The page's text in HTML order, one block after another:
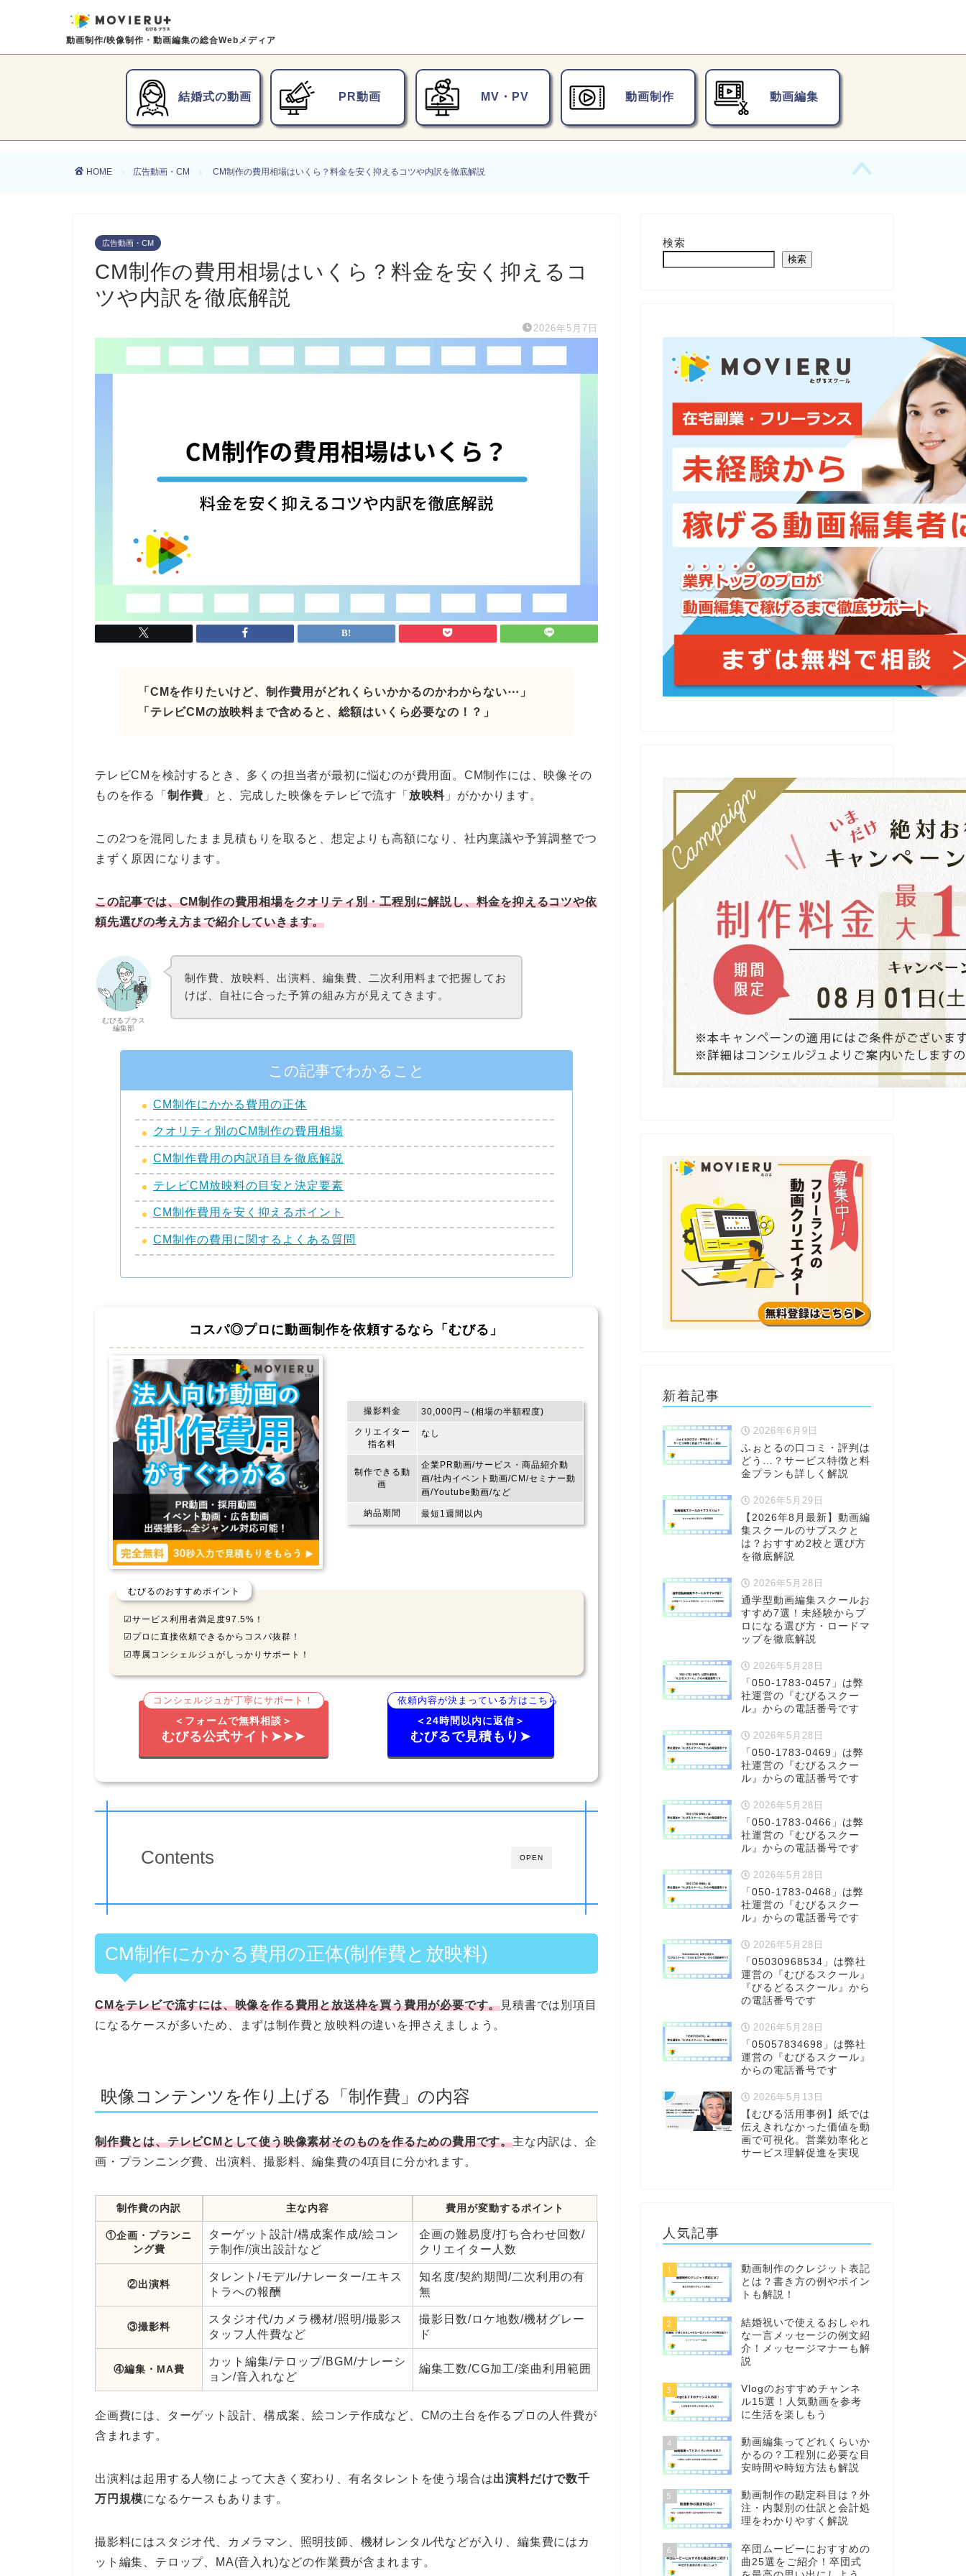
動画制作/映像制作・動画編集の総合Webメディア
結婚式の動画 PR動画 MV・PV 動画制作 動画編集
HOME 広告動画・CM CM制作の費用相場はいくら？料金を安く抑えるコツや内訳を徹底解説
広告動画・CM
CM制作の費用相場はいくら？料金を安く抑えるコ
ツや内訳を徹底解説
2026年5月7日
「CMを作りたいけど、制作費用がどれくらいかかるのかわからない⋯」
「テレビCMの放映料まで含めると、総額はいくら必要なの！？」
テレビCMを検討するとき、多くの担当者が最初に悩むのが費用面。CM制作には、映像その
ものを作る「 制作費 」と、完成した映像をテレビで流す「 放映料 」がかかります。
この2つを混同したまま見積もりを取ると、想定よりも高額になり、社内稟議や予算調整でつ
まずく原因になります。
この記事では、CM制作の費用相場をクオリティ別・工程別に解説し、料金を抑えるコツや依
頼先選びの考え方まで紹介していきます。
むびるプラス
編集部
制作費、放映料、出演料、編集費、二次利用料まで把握してお
けば、自社に合った予算の組み方が見えてきます。
この記事でわかること
CM制作にかかる費用の正体
クオリティ別のCM制作の費用相場
CM制作費用の内訳項目を徹底解説
テレビCM放映料の目安と決定要素
CM制作費用を安く抑えるポイント
CM制作の費用に関するよくある質問
コスパ◎プロに動画制作を依頼するなら 「むびる」
撮影料金
30,000円～(相場の半額程度)
クリエイター
指名料
なし
制作できる動
画
企業PR動画/サービス・商品紹介動
画/社内イベント動画/CM/セミナー動
画/Youtube動画/など
納品期間 最短1週間以内
むびるのおすすめポイント
☑サービス利用者満足度97.5%！
☑プロに直接依頼できるからコスパ抜群！
☑専属コンシェルジュがしっかりサポート！
コンシェルジュが丁寧にサポート！
＜フォームで無料相談＞
むびる公式サイト➤➤➤
依頼内容が決まっている方はこちら
＜24時間以内に返信＞
むびるで見積もり➤
OPEN
Contents
CM制作にかかる費用の正体(制作費と放映料)
CMをテレビで流すには、映像を作る費用と放送枠を買う費用が必要です。見積書では別項目
になるケースが多いため、まずは制作費と放映料の違いを押さえましょう。
映像コンテンツを作り上げる「制作費」の内容
制作費とは、テレビCMとして使う映像素材そのものを作るための費用です。主な内訳は、企
画・プランニング費、出演料、撮影料、編集費の4項目に分かれます。
制作費の内訳 主な内容 費用が変動するポイント
①企画・プランニ
ング費
ターゲット設計/構成案作成/絵コン
テ制作/演出設計など
企画の難易度/打ち合わせ回数/
クリエイター人数
②出演料
タレント/モデル/ナレーター/エキス
トラへの報酬
知名度/契約期間/二次利用の有
無
③撮影料
スタジオ代/カメラ機材/照明/撮影ス
タッフ人件費など
撮影日数/ロケ地数/機材グレー
ド
④編集・MA費
カット編集/テロップ/BGM/ナレーシ
ョン/音入れなど
編集工数/CG加工/楽曲利用範囲
企画費には、ターゲット設計、構成案、絵コンテ作成など、CMの土台を作るプロの人件費が
含まれます。
出演料は起用する人物によって大きく変わり、有名タレントを使う場合は出演料だけで数千
万円規模になるケースもあります。
撮影料にはスタジオ代、カメラマン、照明技師、機材レンタル代などが入り、編集費にはカ
ット編集、テロップ、MA(音入れ)などの作業費が含まれます。
検索
検索
新着記事
2026年6月9日
ふぉとるの口コミ・評判は
どう…？サービス特徴と料
金プランも詳しく解説
2026年5月29日
【2026年8月最新】動画編
集スクールのサブスクと
は？おすすめ2校と選び方
を徹底解説
2026年5月28日
通学型動画編集スクールお
すすめ7選！未経験からプ
ロになる選び方・ロードマ
ップを徹底解説
2026年5月28日
「050-1783-0457」は弊
社運営の『むびるスクー
ル』からの電話番号です
2026年5月28日
「050-1783-0469」は弊
社運営の『むびるスクー
ル』からの電話番号です
2026年5月28日
「050-1783-0466」は弊
社運営の『むびるスクー
ル』からの電話番号です
2026年5月28日
「050-1783-0468」は弊
社運営の『むびるスクー
ル』からの電話番号です
2026年5月28日
「05030968534」は弊社
運営の『むびるスクール』
『びるどるスクール』から
の電話番号です
2026年5月28日
「05057834698」は弊社
運営の『むびるスクール』
からの電話番号です
2026年5月13日
【むびる活用事例】紙では
伝えきれなかった価値を動
画で可視化。営業効率化と
サービス理解促進を実現
人気記事
1
動画制作のクレジット表記
とは？書き方の例やポイン
トも解説！
2
結婚祝いで使えるおしゃれ
な一言メッセージの例文紹
介！メッセージマナーも解
説
3
Vlogのおすすめチャンネ
ル15選！人気動画を参考
に生活を楽しもう
4
動画編集ってどれくらいか
かるの？工程別に必要な目
安時間や時短方法も解説
5
動画制作の勘定科目は？外
注・内製別の仕訳と会計処
理をわかりやすく解説
6
卒団ムービーにおすすめの
曲25選をご紹介！卒団式